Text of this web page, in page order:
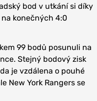
bod v utkání si díky
konečných 4:0
99 bodů posunuli na
Stejný bodový zisk
je vzdálena o pouhé
New York Rangers se